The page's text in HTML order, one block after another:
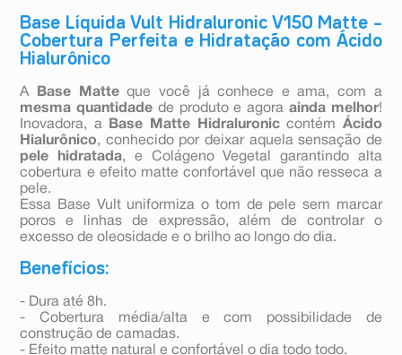
Base Líquida Vult Hidraluronic V150 Matte –
Cobertura Perfeita e Hidratação com Ácido
Hialurônico
A Base Matteque você já conhece e ama, com a
mesma quantidade de produto e agora ainda melhor!
Inovadora, a
Base Matte Hidraluroniccontém Ácido
Hialurônico, conhecido por deixar aquela sensação de
pele hidratada, e Colágeno Vegetal garantindo alta
cobertura e efeito matte confortável que não resseca a
pele.
Essa Base Vult uniformiza o tom de pele sem marcar
poros e linhas de expressão, além de controlar o
excesso de oleosidade e o brilho ao longo do dia.
Benefícios:
- Dura até 8h.
- Cobertura média/alta e com possibilidade de
construção de camadas.
- Efeito matte natural e confortável o dia todo todo.